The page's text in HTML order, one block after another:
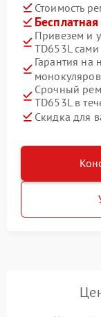
Стоимость
Привезем и
TD653L сами
Гарантия
Срочный
TD653L в
Скидка для